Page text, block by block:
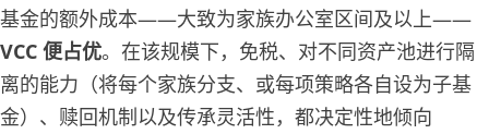
基金的额外成本——大致为家族办公室区间及以上——
VCC 便占优。在该规模下，免税、对不同资产池进行隔
离的能力（将每个家族分支、或每项策略各自设为子基
金）、赎回机制以及传承灵活性，都决定性地倾向